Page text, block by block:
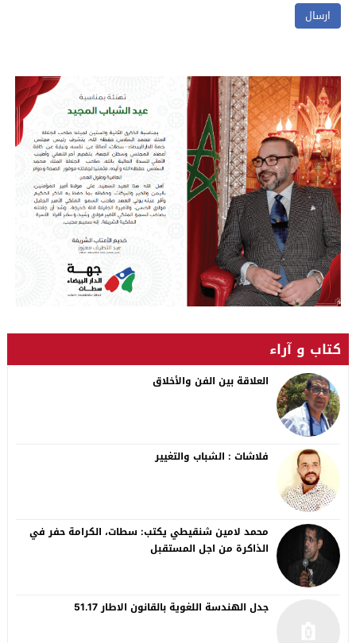
كتاب و آراء
العلاقة بين الفن والأخلاق
فلاشات : الشباب والتغيير
محمد لامين شنقيطي يكتب: سطات، الكرامة حفر في
الذاكرة من اجل المستقبل
جدل الهندسة اللغوية بالقانون الاطار 51.17